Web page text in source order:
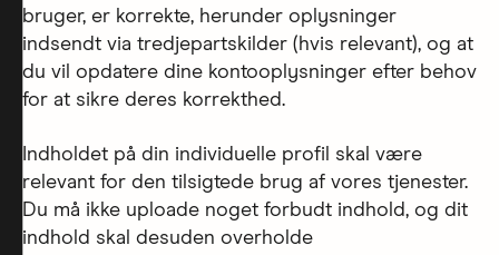
bruger, er korrekte, herunder oplysninger
indsendt via tredjepartskilder (hvis relevant), og at
du vil opdatere dine kontooplysninger efter behov
for at sikre deres korrekthed.
Indholdet på din individuelle profil skal være
relevant for den tilsigtede brug af vores tjenester.
Du må ikke uploade noget forbudt indhold, og dit
indhold skal desuden overholde